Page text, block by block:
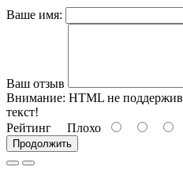
Ваше имя:
Ваш отзыв
Внимание: HTML не
текст!
Рейтинг Плохо
Продолжить